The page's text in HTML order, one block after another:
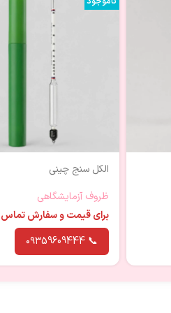
الکل سنج چینی
ظروف آزمایشگاهی
برای قیمت و سفارش تماس
📞 ۰۹۳59609444